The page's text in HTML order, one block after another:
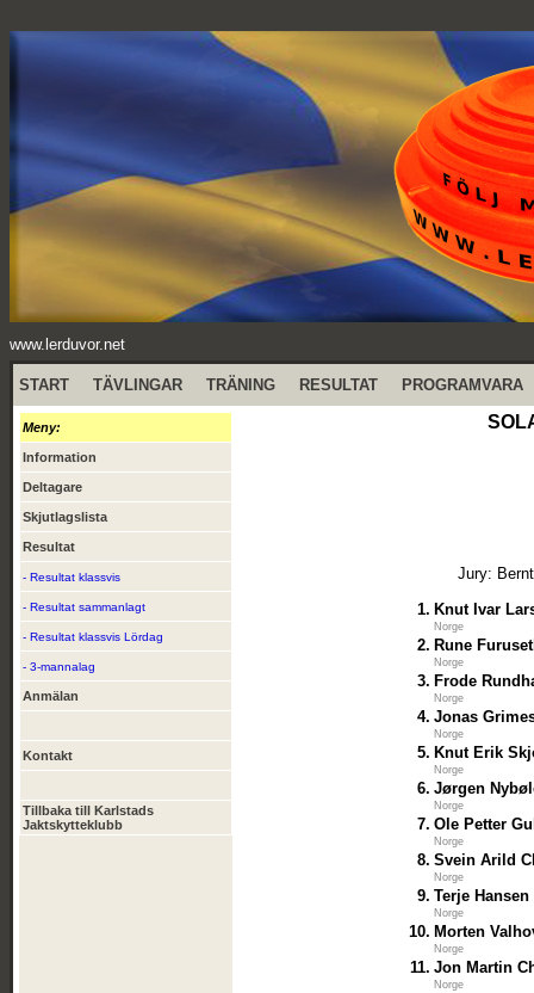
www.lerduvor.net
START TÄVLINGAR TRÄNING RESULTAT PROGRAMVARA
Meny:
Information
Deltagare
Skjutlagslista
Resultat
- Resultat klassvis
- Resultat sammanlagt
- Resultat klassvis Lördag
- 3-mannalag
Anmälan
Kontakt
Tillbaka till Karlstads
Jaktskytteklubb
Jury:
1. Knut Ivar
Norge
2. Rune
Norge
3. Frode
Norge
4. Jonas
Norge
5. Knut Erik
Norge
6. Jørgen
Norge
7. Ole Petter
Norge
8. Svein Arild
Norge
9. Terje Hansen
Norge
10. Morten
Norge
11. Jon Martin
Norge